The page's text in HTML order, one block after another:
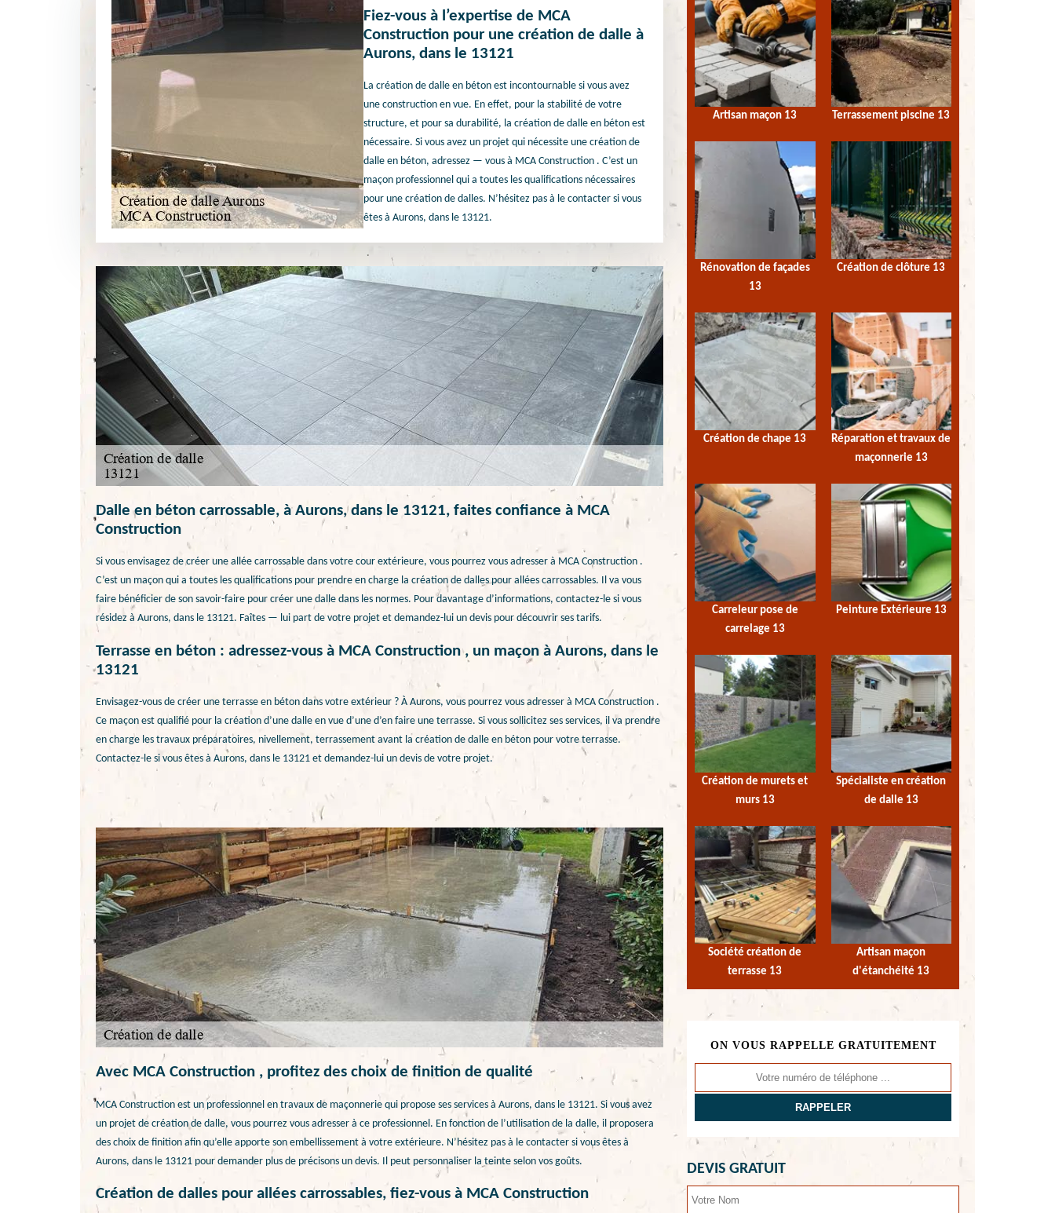
Fiez-vous à l’expertise de MCA
Construction pour une création de dalle à
Aurons, dans le 13121
La création de dalle en béton est incontournable si vous avez
une construction en vue. En effet, pour la stabilité de votre
structure, et pour sa durabilité, la création de dalle en béton est
nécessaire. Si vous avez un projet qui nécessite une création de
dalle en béton, adressez — vous à MCA Construction . C’est un
maçon professionnel qui a toutes les qualifications nécessaires
pour une création de dalles. N’hésitez pas à le contacter si vous
êtes à Aurons, dans le 13121.
Dalle en béton carrossable, à Aurons, dans le 13121, faites confiance à MCA
Construction
Si vous envisagez de créer une allée carrossable dans votre cour extérieure, vous pourrez vous adresser à MCA Construction .
C’est un maçon qui a toutes les qualifications pour prendre en charge la création de dalles pour allées carrossables. Il va vous
faire bénéficier de son savoir-faire pour créer une dalle dans les normes. Pour davantage d’informations, contactez-le si vous
résidez à Aurons, dans le 13121. Faîtes — lui part de votre projet et demandez-lui un devis pour découvrir ses tarifs.
Terrasse en béton : adressez-vous à MCA Construction , un maçon à Aurons, dans le
13121
Envisagez-vous de créer une terrasse en béton dans votre extérieur ? À Aurons, vous pourrez vous adresser à MCA Construction .
Ce maçon est qualifié pour la création d’une dalle en vue d’une d’en faire une terrasse. Si vous sollicitez ses services, il va prendre
en charge les travaux préparatoires, nivellement, terrassement avant la création de dalle en béton pour votre terrasse.
Contactez-le si vous êtes à Aurons, dans le 13121 et demandez-lui un devis de votre projet.
Avec MCA Construction , profitez des choix de finition de qualité
MCA Construction est un professionnel en travaux de maçonnerie qui propose ses services à Aurons, dans le 13121. Si vous avez
un projet de création de dalle, vous pourrez vous adresser à ce professionnel. En fonction de l’utilisation de la dalle, il proposera
des choix de finition afin qu’elle apporte son embellissement à votre extérieure. N’hésitez pas à le contacter si vous êtes à
Aurons, dans le 13121 pour demander plus de précisons un devis. Il peut personnaliser la teinte selon vos goûts.
Création de dalles pour allées carrossables, fiez-vous à MCA Construction
Artisan maçon 13 Terrassement piscine 13
Rénovation de façades
13
Création de clôture 13
Création de chape 13
Réparation et travaux de
maçonnerie 13
Carreleur pose de
carrelage 13
Peinture Extérieure 13
Création de murets et
murs 13
Spécialiste en création
de dalle 13
Société création de
terrasse 13
Artisan maçon
d'étanchéité 13
ON VOUS RAPPELLE GRATUITEMENT
DEVIS GRATUIT